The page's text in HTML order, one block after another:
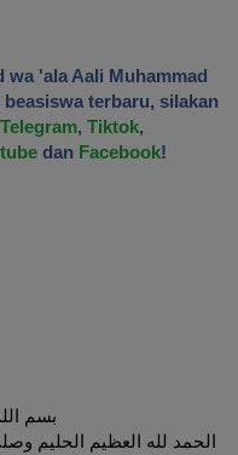
wa 'ala Aali Muhammad
terbaru, silakan
Telegram, Tiktok,
dan Facebook!
بسم
الحمد لله العظيم الحليم